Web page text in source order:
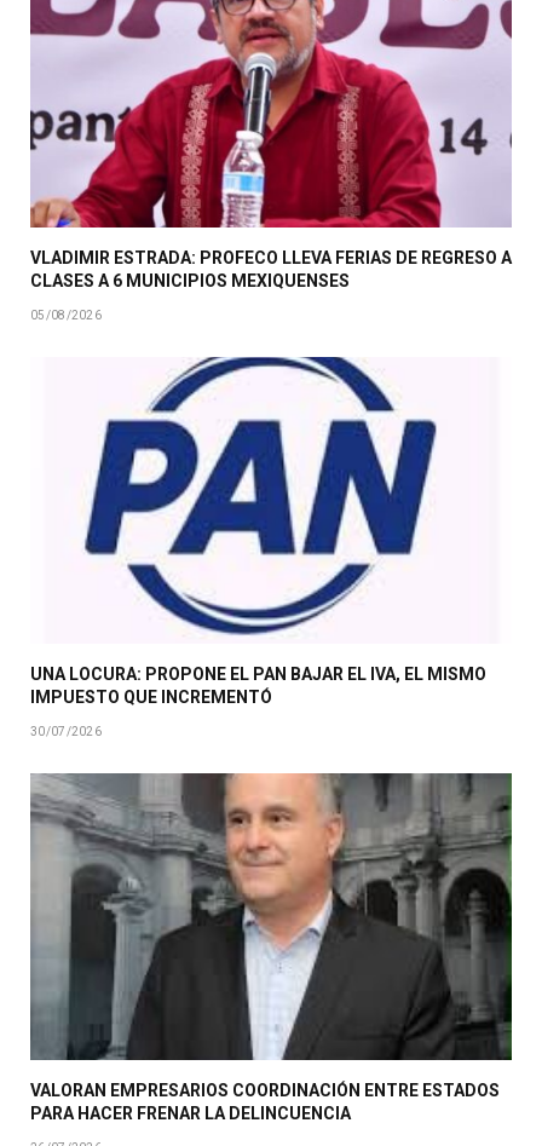
VLADIMIR ESTRADA: PROFECO LLEVA FERIAS DE REGRESO A
CLASES A 6 MUNICIPIOS MEXIQUENSES
05/08/2026
UNA LOCURA: PROPONE EL PAN BAJAR EL IVA, EL MISMO
IMPUESTO QUE INCREMENTÓ
30/07/2026
VALORAN EMPRESARIOS COORDINACIÓN ENTRE ESTADOS
PARA HACER FRENAR LA DELINCUENCIA